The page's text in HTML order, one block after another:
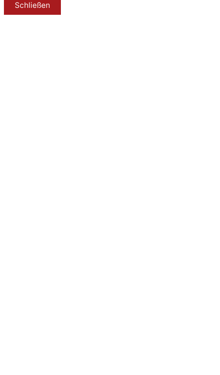
Schließen